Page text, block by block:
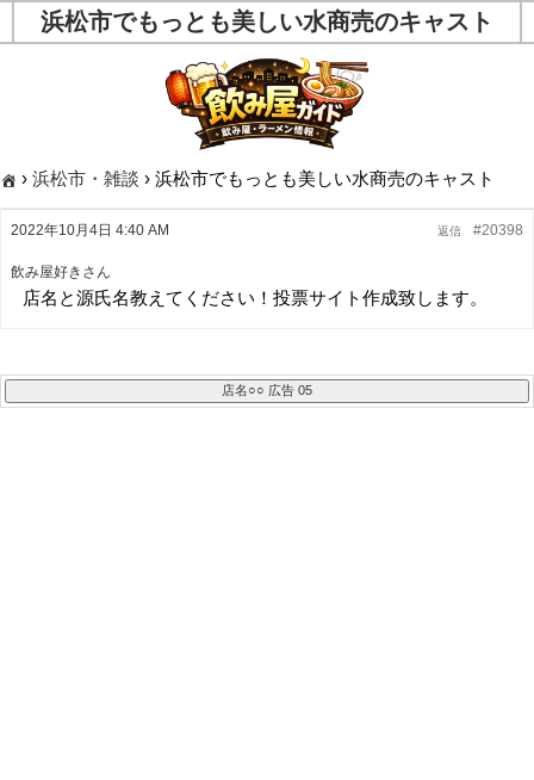
浜松市でもっとも美しい水商売のキャスト
› 浜松市・雑談 › 浜松市でもっとも美しい水商売のキャスト
2022年10月4日 4:40 AM #20398
返信
飲み屋好きさん
店名と源氏名教えてください！投票サイト作成致します。